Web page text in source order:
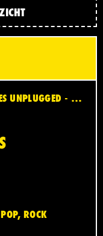
POP, ROCK, FUNK
ROCK